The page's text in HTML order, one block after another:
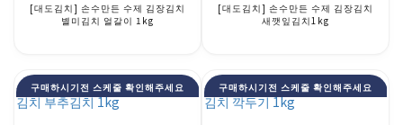
[대도김치] 손수만든 수제 김장김치
별미김치 얼갈이 1kg
[대도김치] 손수만든 수제 김장김치
새깻잎김치1kg
구매하시기전 스케줄 확인해주세요 구매하시기전 스케줄 확인해주세요